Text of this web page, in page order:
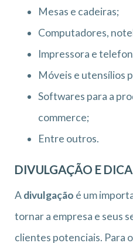
Mesas e cadeiras;
Computadores,
Impressora e
Móveis e utensílios
Softwares para a
commerce;
Entre outros.
DIVULGAÇÃO E
Adivulgação é um
tornar a empresa e seus
clientes potenciais. Para